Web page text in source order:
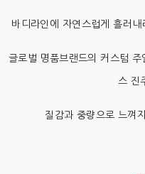
바디라인에 자연스럽게 흘러
글로벌 명품브랜드의 커스텀
스 진
질감과 중량으로 느껴